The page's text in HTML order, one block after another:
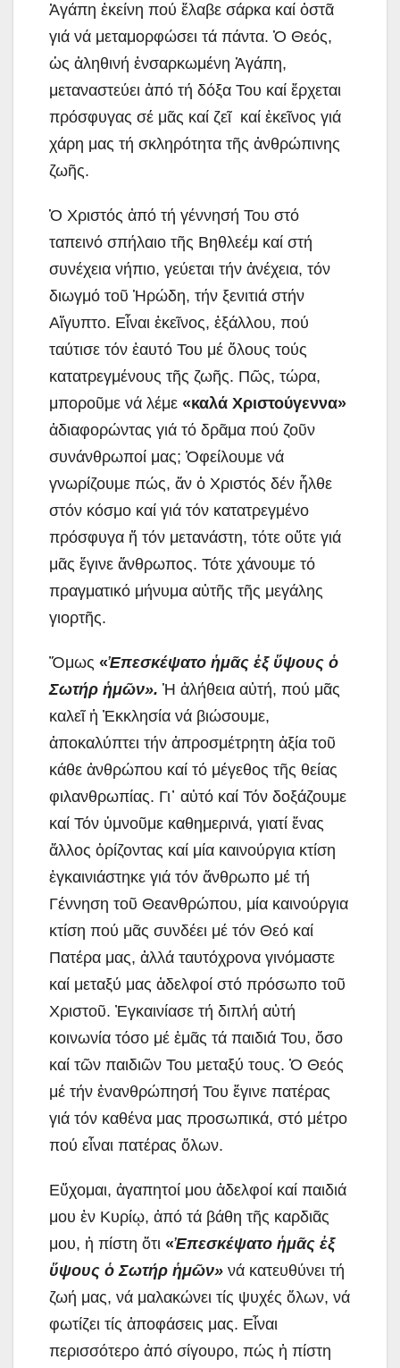
Ἀγάπη ἐκείνη πού ἔλαβε σάρκα καί ὀστᾶ
γιά νά μεταμορφώσει τά πάντα. Ὁ Θεός,
ὡς ἀληθινή ἐνσαρκωμένη Ἀγάπη,
μεταναστεύει ἀπό τή δόξα Του καί ἔρχεται
πρόσφυγας σέ μᾶς καί ζεῖ καί ἐκεῖνος γιά
χάρη μας τή σκληρότητα τῆς ἀνθρώπινης
ζωῆς.
Ὁ Χριστός ἀπό τή γέννησή Του στό
ταπεινό σπήλαιο τῆς Βηθλεέμ καί στή
συνέχεια νήπιο, γεύεται τήν ἀνέχεια, τόν
διωγμό τοῦ Ἡρώδη, τήν ξενιτιά στήν
Αἴγυπτο. Εἶναι ἐκεῖνος, ἐξάλλου, πού
ταύτισε τόν ἑαυτό Του μέ ὅλους τούς
κατατρεγμένους τῆς ζωῆς. Πῶς, τώρα,
μποροῦμε νά λέμε «καλά Χριστούγεννα»
ἀδιαφορώντας γιά τό δρᾶμα πού ζοῦν
συνάνθρωποί μας; Ὀφείλουμε νά
γνωρίζουμε πώς, ἄν ὁ Χριστός δέν ἦλθε
στόν κόσμο καί γιά τόν κατατρεγμένο
πρόσφυγα ἤ τόν μετανάστη, τότε οὔτε γιά
μᾶς ἔγινε ἄνθρωπος. Τότε χάνουμε τό
πραγματικό μήνυμα αὐτῆς τῆς μεγάλης
γιορτῆς.
Ὅμως «Ἐπεσκέψατο ἡμᾶς ἐξ ὕψους ὁ
Σωτήρ ἡμῶν». Ἡ ἀλήθεια αὐτή, πού μᾶς
καλεῖ ἡ Ἐκκλησία νά βιώσουμε,
ἀποκαλύπτει τήν ἀπροσμέτρητη ἀξία τοῦ
κάθε ἀνθρώπου καί τό μέγεθος τῆς θείας
φιλανθρωπίας. Γι᾽ αὐτό καί Τόν δοξάζουμε
καί Τόν ὑμνοῦμε καθημερινά, γιατί ἕνας
ἄλλος ὁρίζοντας καί μία καινούργια κτίση
ἐγκαινιάστηκε γιά τόν ἄνθρωπο μέ τή
Γέννηση τοῦ Θεανθρώπου, μία καινούργια
κτίση πού μᾶς συνδέει μέ τόν Θεό καί
Πατέρα μας, ἀλλά ταυτόχρονα γινόμαστε
καί μεταξύ μας ἀδελφοί στό πρόσωπο τοῦ
Χριστοῦ. Ἐγκαινίασε τή διπλή αὐτή
κοινωνία τόσο μέ ἐμᾶς τά παιδιά Του, ὅσο
καί τῶν παιδιῶν Του μεταξύ τους. Ὁ Θεός
μέ τήν ἐνανθρώπησή Του ἔγινε πατέρας
γιά τόν καθένα μας προσωπικά, στό μέτρο
πού εἶναι πατέρας ὅλων.
Εὔχομαι, ἀγαπητοί μου ἀδελφοί καί παιδιά
μου ἐν Κυρίῳ, ἀπό τά βάθη τῆς καρδιᾶς
μου, ἡ πίστη ὅτι «Ἐπεσκέψατο ἡμᾶς ἐξ
ὕψους ὁ Σωτήρ ἡμῶν» νά κατευθύνει τή
ζωή μας, νά μαλακώνει τίς ψυχές ὅλων, νά
φωτίζει τίς ἀποφάσεις μας. Εἶναι
περισσότερο ἀπό σίγουρο, πώς ἡ πίστη